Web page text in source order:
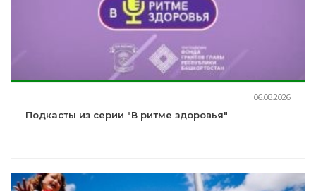
06.08.2026
Подкасты из серии "В ритме здоровья"